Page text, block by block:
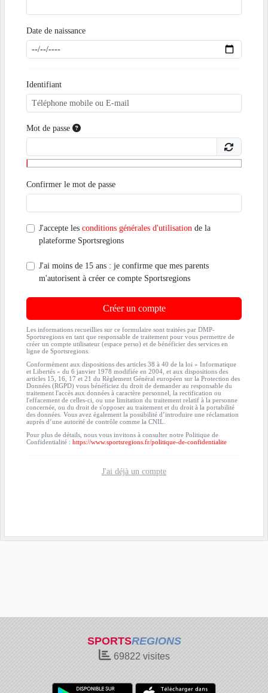
Date de naissance
Identifiant
Mot de passe
Confirmer le mot de passe
J'accepte les conditions générales d'utilisation de la
plateforme Sportsregions
J'ai moins de 15 ans : je confirme que mes parents
m'autorisent à créer ce compte Sportsregions
Créer un compte
Les informations recueillies sur ce formulaire sont traitées par DMP-
Sportsregions en tant que responsable de traitement pour vous permettre de
créer un compte utilisateur (espace perso) et de bénéficier des services en
ligne de Sportsregions.
Conformément aux dispositions des articles 38 à 40 de la loi « Informatique
et Libertés » du 6 janvier 1978 modifiée en 2004, et aux dispositions des
articles 15, 16, 17 et 21 du Règlement Général européen sur la Protection des
Données (RGPD) vous bénéficiez du droit de demander au responsable du
traitement l'accès aux données à caractère personnel, la rectification ou
l'effacement de celles-ci, ou une limitation du traitement relatif à la personne
concernée, ou du droit de s'opposer au traitement et du droit à la portabilité
des données. Vous avez également la possibilité d’introduire une réclamation
auprès d’une autorité de contrôle comme la CNIL.
Pour plus de détails, nous vous invitons à consulter notre Politique de
Confidentialité : https://www.sportsregions.fr/politique-de-confidentialite
J'ai déjà un compte
SPORTSREGIONS
69822 visites